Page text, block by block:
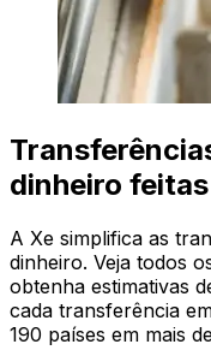
dinheiro
A Xe simplifica as
dinheiro. Veja todos
obtenha estimativas
cada transferência
190 países em mais